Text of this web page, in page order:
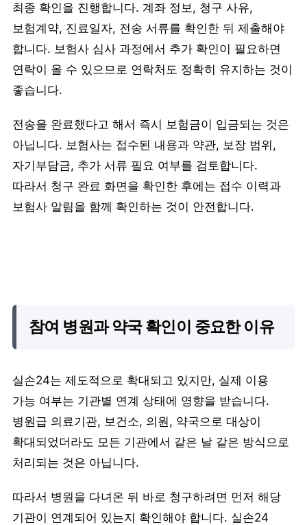
최종 확인을 진행합니다. 계좌 정보, 청구 사유,
보험계약, 진료일자, 전송 서류를 확인한 뒤 제출해야
합니다. 보험사 심사 과정에서 추가 확인이 필요하면
연락이 올 수 있으므로 연락처도 정확히 유지하는 것이
좋습니다.
전송을 완료했다고 해서 즉시 보험금이 입금되는 것은
아닙니다. 보험사는 접수된 내용과 약관, 보장 범위,
자기부담금, 추가 서류 필요 여부를 검토합니다.
따라서 청구 완료 화면을 확인한 후에는 접수 이력과
보험사 알림을 함께 확인하는 것이 안전합니다.
참여 병원과 약국 확인이 중요한 이유
실손24는 제도적으로 확대되고 있지만, 실제 이용
가능 여부는 기관별 연계 상태에 영향을 받습니다.
병원급 의료기관, 보건소, 의원, 약국으로 대상이
확대되었더라도 모든 기관에서 같은 날 같은 방식으로
처리되는 것은 아닙니다.
따라서 병원을 다녀온 뒤 바로 청구하려면 먼저 해당
기관이 연계되어 있는지 확인해야 합니다. 실손24